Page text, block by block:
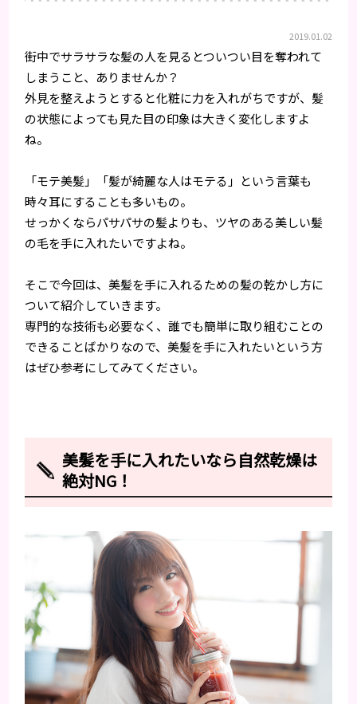
2019.01.02
街中でサラサラな髪の人を見るとついつい目を奪われて
しまうこと、ありませんか？
外見を整えようとすると化粧に力を入れがちですが、髪
の状態によっても見た目の印象は大きく変化しますよ
ね。
「モテ美髪」「髪が綺麗な人はモテる」という言葉も
時々耳にすることも多いもの。
せっかくならパサパサの髪よりも、ツヤのある美しい髪
の毛を手に入れたいですよね。
そこで今回は、美髪を手に入れるための髪の乾かし方に
ついて紹介していきます。
専門的な技術も必要なく、誰でも簡単に取り組むことの
できることばかりなので、美髪を手に入れたいという方
はぜひ参考にしてみてください。
美髪を手に入れたいなら自然乾燥は
絶対NG！